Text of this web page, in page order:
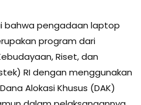
bahwa pengadaan laptop
program dari
Riset, dan
RI dengan menggunakan
Alokasi Khusus (DAK)